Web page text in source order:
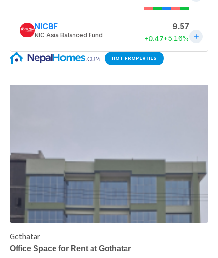
HOT PROPERTIES
Gothatar
Office Space for Rent at Gothatar